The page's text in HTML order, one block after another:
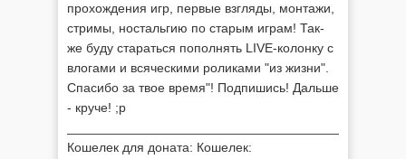
прохождения игр, первые взгляды, монтажи,
стримы, ностальгию по старым играм! Так-
же буду стараться пополнять LIVE-колонку с
влогами и всяческими роликами "из жизни".
Спасибо за твое время"! Подпишись! Дальше
- круче! ;p
Кошелек для доната: Кошелек: